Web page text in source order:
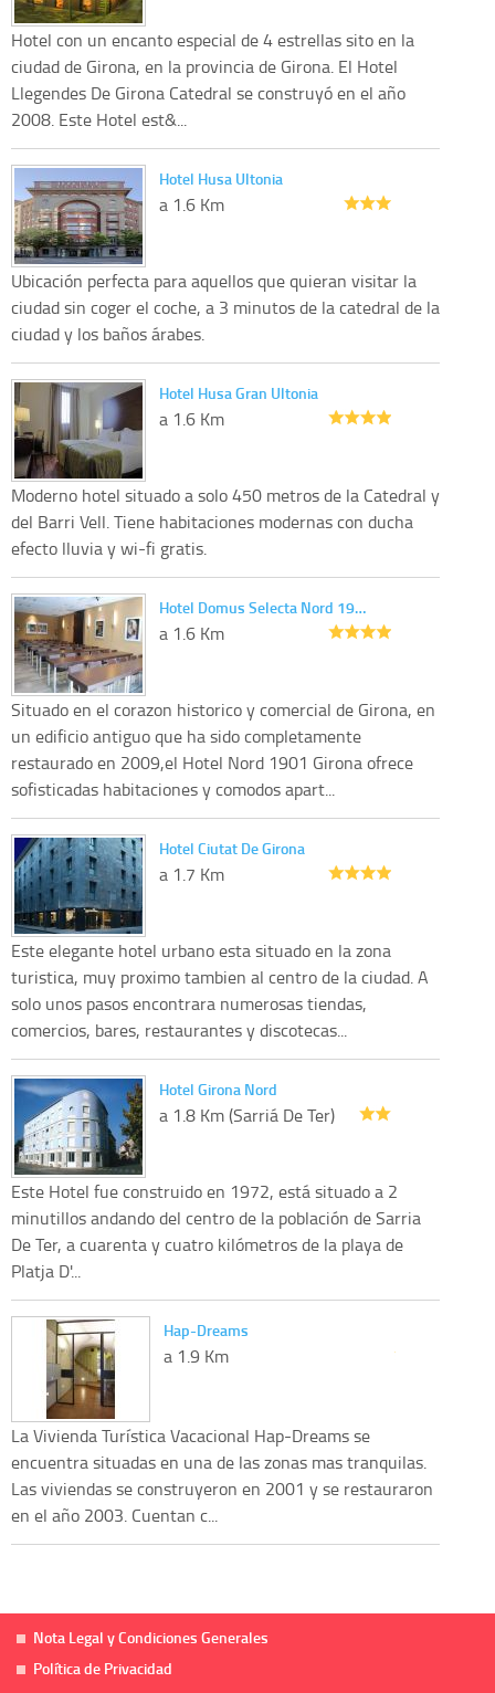
Hotel con un encanto especial de 4 estrellas sito en la
ciudad de Girona, en la provincia de Girona. El Hotel
Llegendes De Girona Catedral se construyó en el año
2008. Este Hotel est&...
Hotel Husa Ultonia
a 1.6 Km
Ubicación perfecta para aquellos que quieran visitar la
ciudad sin coger el coche, a 3 minutos de la catedral de la
ciudad y los baños árabes.
Hotel Husa Gran Ultonia
a 1.6 Km
Moderno hotel situado a solo 450 metros de la Catedral y
del Barri Vell. Tiene habitaciones modernas con ducha
efecto lluvia y wi-fi gratis.
Hotel Domus Selecta Nord 19…
a 1.6 Km
Situado en el corazon historico y comercial de Girona, en
un edificio antiguo que ha sido completamente
restaurado en 2009,el Hotel Nord 1901 Girona ofrece
sofisticadas habitaciones y comodos apart...
Hotel Ciutat De Girona
a 1.7 Km
Este elegante hotel urbano esta situado en la zona
turistica, muy proximo tambien al centro de la ciudad. A
solo unos pasos encontrara numerosas tiendas,
comercios, bares, restaurantes y discotecas...
Hotel Girona Nord
a 1.8 Km (Sarriá De Ter)
Este Hotel fue construido en 1972, está situado a 2
minutillos andando del centro de la población de Sarria
De Ter, a cuarenta y cuatro kilómetros de la playa de
Platja D'...
Hap-Dreams
a 1.9 Km
La Vivienda Turística Vacacional Hap-Dreams se
encuentra situadas en una de las zonas mas tranquilas.
Las viviendas se construyeron en 2001 y se restauraron
en el año 2003. Cuentan c...
Nota Legal y Condiciones Generales
Política de Privacidad